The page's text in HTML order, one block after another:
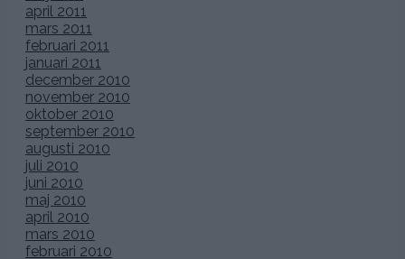
april 2011
mars 2011
februari 2011
januari 2011
december 2010
november 2010
oktober 2010
september 2010
augusti 2010
juli 2010
juni 2010
maj 2010
april 2010
mars 2010
februari 2010